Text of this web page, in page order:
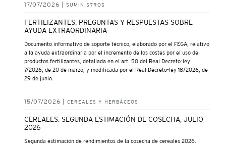
17/07/2026 | SUMINISTROS
FERTILIZANTES. PREGUNTAS Y RESPUESTAS SOBRE
AYUDA EXTRAORDINARIA
Documento informativo de soporte técnico, elaborado por el FEGA, relativo
a la ayuda extraordinaria por el incremento de los costes por el uso de
productos fertilizantes, detallada en el art. 50 del Real Decreto-ley
7/2026, de 20 de marzo, y modificada por el Real Decreto-ley 18/2026, de
29 de junio.
15/07/2026 | CEREALES Y HERBÁCEOS
CEREALES. SEGUNDA ESTIMACIÓN DE COSECHA, JULIO
2026
Segunda estimación de rendimientos de la cosecha de cereales 2026.